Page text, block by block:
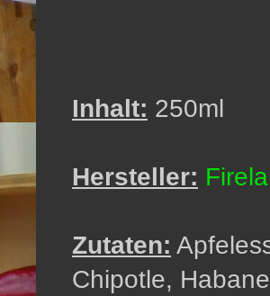
Inhalt: 250ml
Hersteller:
Zutaten:
Chipotle,